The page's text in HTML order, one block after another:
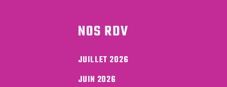
NOS RDV
JUILLET 2026
JUIN 2026